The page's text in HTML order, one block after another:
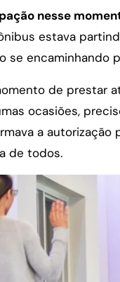
nesse
estava
se encaminhando
de prestar
ocasiões,
a autorização
de todos.